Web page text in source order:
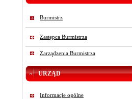
Burmistrz
Zastępca Burmistrza
Zarządzenia Burmistrza
URZĄD
Informacje ogólne